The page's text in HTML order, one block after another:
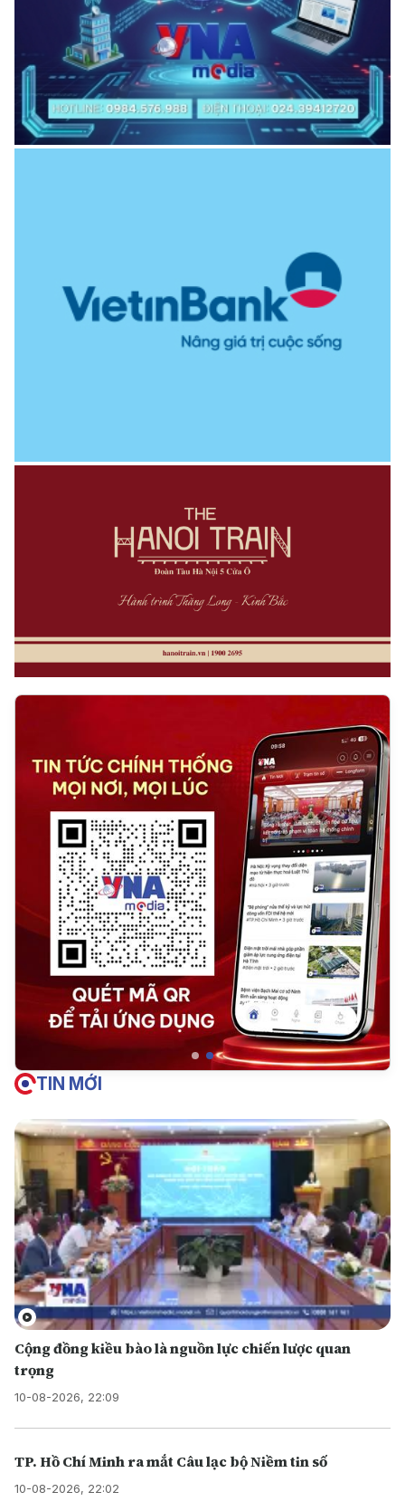
TIN MỚI
Cộng đồng kiều bào là nguồn lực chiến lược quan
trọng
10-08-2026, 22:09
TP. Hồ Chí Minh ra mắt Câu lạc bộ Niềm tin số
10-08-2026, 22:02